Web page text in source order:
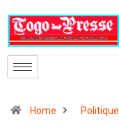
Home Politique